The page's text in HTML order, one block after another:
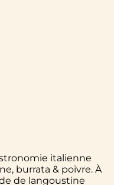
italienne
burrata & poivre. À
de langoustine